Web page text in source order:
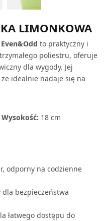
LIMONKOWA
to praktyczny i
poliestru, oferuje
dla wygody. Jej
idealnie nadaje się na
Wysokość: 18 cm
odporny na codzienne
dla bezpieczeństwa
łatwego dostępu do